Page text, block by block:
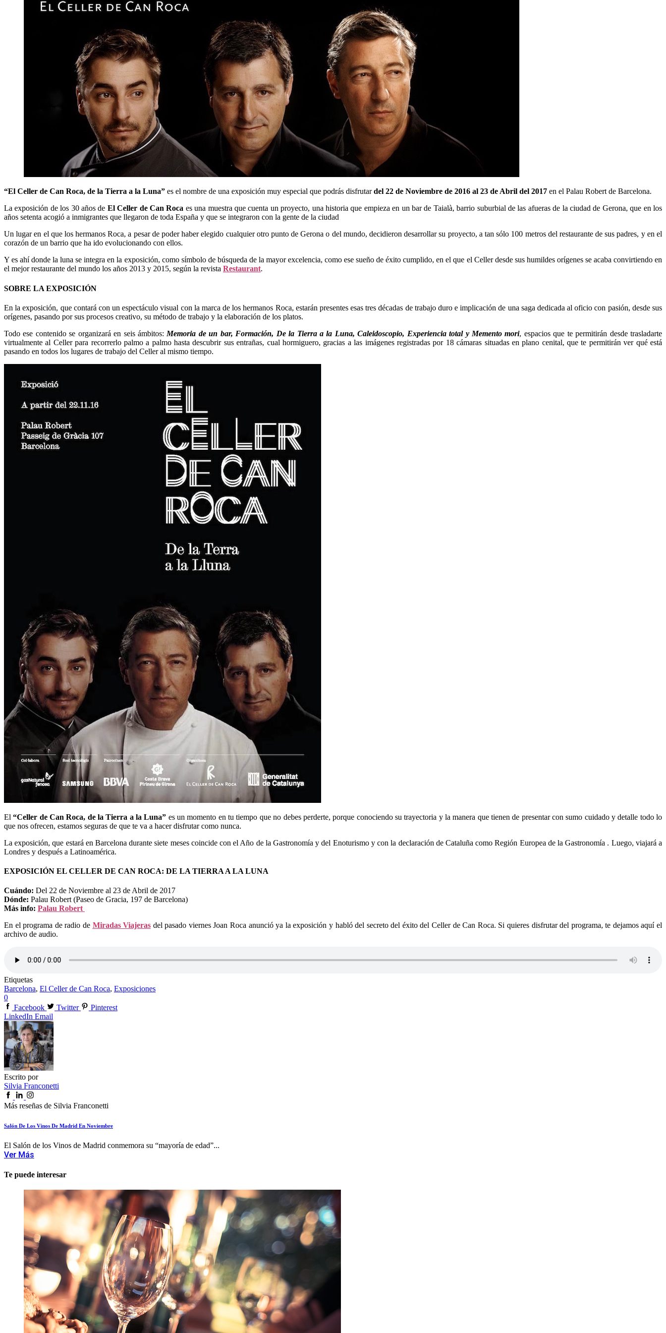
“El Celler de Can Roca, de la Tierra a la Luna” es el nombre de una exposición muy especial que podrás disfrutardel 22 de Noviembre de 2016 al 23 de Abril del 2017 en el Palau Robert de Barcelona.
La exposición de los 30 años de El Celler de Can Roca es una muestra que cuenta un proyecto, una historia que empieza en un bar de Taialà, barrio suburbial de las afueras de la ciudad de Gerona, que en los
años setenta acogió a inmigrantes que llegaron de toda España y que se integraron con la gente de la ciudad
Un lugar en el que los hermanos Roca, a pesar de poder haber elegido cualquier otro punto de Gerona o del mundo, decidieron desarrollar su proyecto, a tan sólo 100 metros del restaurante de sus padres, y en el
corazón de un barrio que ha ido evolucionando con ellos.
Y es ahí donde la luna se integra en la exposición, como símbolo de búsqueda de la mayor excelencia, como ese sueño de éxito cumplido, en el que el Celler desde sus humildes orígenes se acaba convirtiendo en
el mejor restaurante del mundo los años 2013 y 2015, según la revista Restaurant.
SOBRE LA EXPOSICIÓN
En la exposición, que contará con un espectáculo visual con la marca de los hermanos Roca, estarán presentes esas tres décadas de trabajo duro e implicación de una saga dedicada al oficio con pasión, desde sus
orígenes, pasando por sus procesos creativo, su método de trabajo y la elaboración de los platos.
Todo ese contenido se organizará en seis ámbitos: Memoria de un bar, Formación, De la Tierra a la Luna, Caleidoscopio, Experiencia total y Memento mori, espacios que te permitirán desde trasladarte
virtualmente al Celler para recorrerlo palmo a palmo hasta descubrir sus entrañas, cual hormiguero, gracias a las imágenes registradas por 18 cámaras situadas en plano cenital, que te permitirán ver qué está
pasando en todos los lugares de trabajo del Celler al mismo tiempo.
El“Celler de Can Roca, de la Tierra a la Luna” es un momento en tu tiempo que no debes perderte, porque conociendo su trayectoria y la manera que tienen de presentar con sumo cuidado y detalle todo lo
que nos ofrecen, estamos seguras de que te va a hacer disfrutar como nunca.
La exposición, que estará en Barcelona durante siete meses coincide con el Año de la Gastronomía y del Enoturismo y con la declaración de Cataluña como Región Europea de la Gastronomía . Luego, viajará a
Londres y después a Latinoamérica.
EXPOSICIÓN EL CELLER DE CAN ROCA: DE LA TIERRA A LA LUNA
Cuándo: Del 22 de Noviembre al 23 de Abril de 2017
Dónde: Palau Robert (Paseo de Gracia, 197 de Barcelona)
Más info: Palau Robert
En el programa de radio de Miradas Viajeras del pasado viernes Joan Roca anunció ya la exposición y habló del secreto del éxito del Celler de Can Roca. Si quieres disfrutar del programa, te dejamos aquí el
archivo de audio.
Etiquetas
Barcelona, El Celler de Can Roca, Exposiciones
0
Facebook
Twitter
Pinterest
LinkedIn Email
Escrito por
Silvia Franconetti
Más reseñas de Silvia Franconetti
Salón De Los Vinos De Madrid En Noviembre
El Salón de los Vinos de Madrid conmemora su “mayoría de edad”...
Ver Más
Te puede interesar